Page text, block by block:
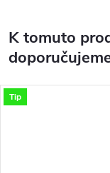
K tomuto
Tip